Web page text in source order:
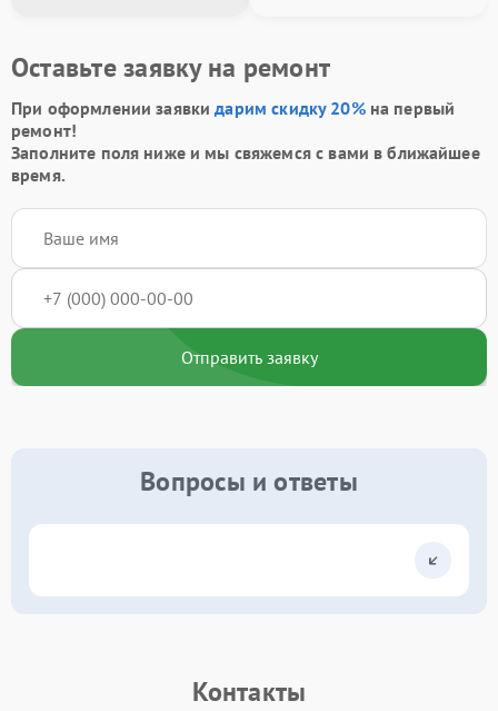
Оставьте заявку на ремонт
При оформлении заявкидарим скидку 20%на первый
ремонт!
Заполните поля ниже и мы свяжемся с вами в ближайшее
время.
Отправить заявку
Вопросы и ответы
Контакты